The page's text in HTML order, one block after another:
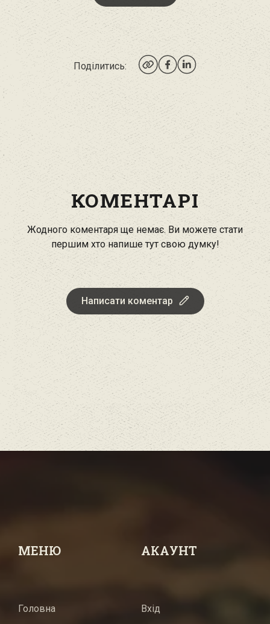
Поділитись:
КОМЕНТАРІ
Жодного коментаря ще немає. Ви можете стати
першим хто напише тут свою думку!
Написати коментар
МЕНЮ
Головна
АКАУНТ
Вхід